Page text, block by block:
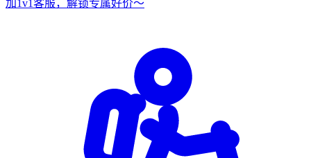
加1v1客服，解锁专属好价～